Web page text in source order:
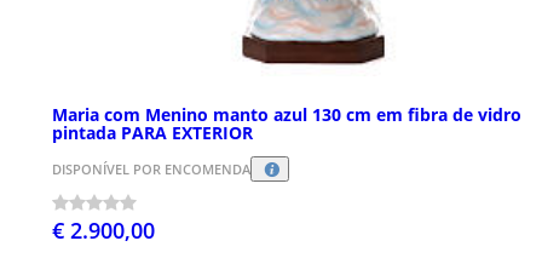
Maria com Menino manto azul 130 cm em fibra de vidro
pintada PARA EXTERIOR
DISPONÍVEL POR ENCOMENDA
€ 2.900,00